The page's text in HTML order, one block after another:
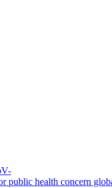
health concern